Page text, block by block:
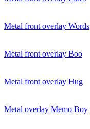
Metal front overlay Words
Metal front overlay Boo
Metal front overlay Hug
Metal overlay Memo Boy